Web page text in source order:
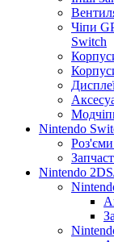
Чіпи
Switch
Nintendo
Nintendo